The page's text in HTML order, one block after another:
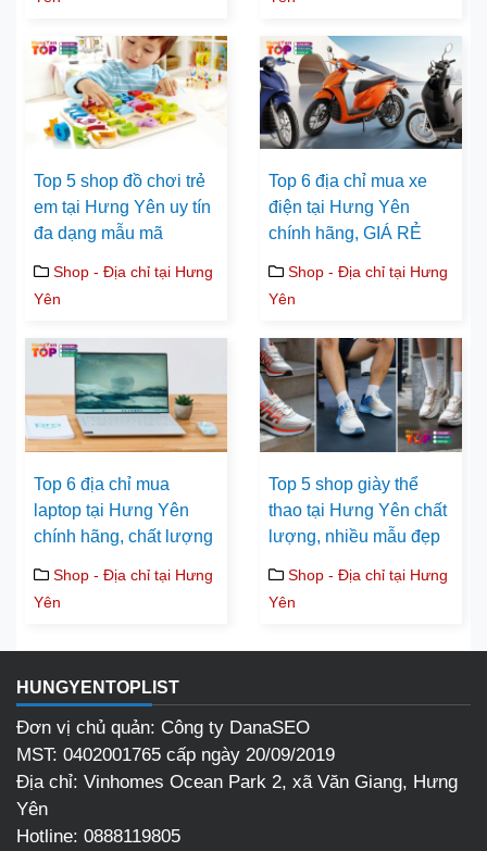
Top 5 shop đồ chơi trẻ
em tại Hưng Yên uy tín
đa dạng mẫu mã
Shop - Địa chỉ tại Hưng
Yên
Top 6 địa chỉ mua xe
điện tại Hưng Yên
chính hãng, GIÁ RẺ
Shop - Địa chỉ tại Hưng
Yên
Top 6 địa chỉ mua
laptop tại Hưng Yên
chính hãng, chất lượng
Shop - Địa chỉ tại Hưng
Yên
Top 5 shop giày thể
thao tại Hưng Yên chất
lượng, nhiều mẫu đẹp
Shop - Địa chỉ tại Hưng
Yên
HUNGYENTOPLIST
Đơn vị chủ quản: Công ty DanaSEO
MST: 0402001765 cấp ngày 20/09/2019
Địa chỉ: Vinhomes Ocean Park 2, xã Văn Giang, Hưng
Yên
Hotline: 0888119805